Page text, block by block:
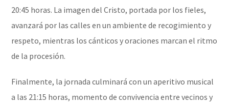
20:45 horas. La imagen del Cristo, portada por los fieles,
avanzará por las calles en un ambiente de recogimiento y
respeto, mientras los cánticos y oraciones marcan el ritmo
de la procesión.
Finalmente, la jornada culminará con un aperitivo musical
a las 21:15 horas, momento de convivencia entre vecinos y